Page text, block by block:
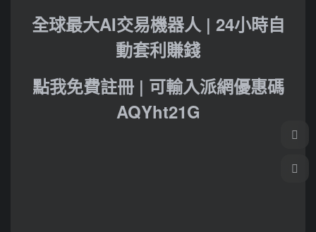
全球最大AI交易機器人 | 24小時自
動套利賺錢
點我免費註冊 | 可輸入派網優惠碼
AQYht21G